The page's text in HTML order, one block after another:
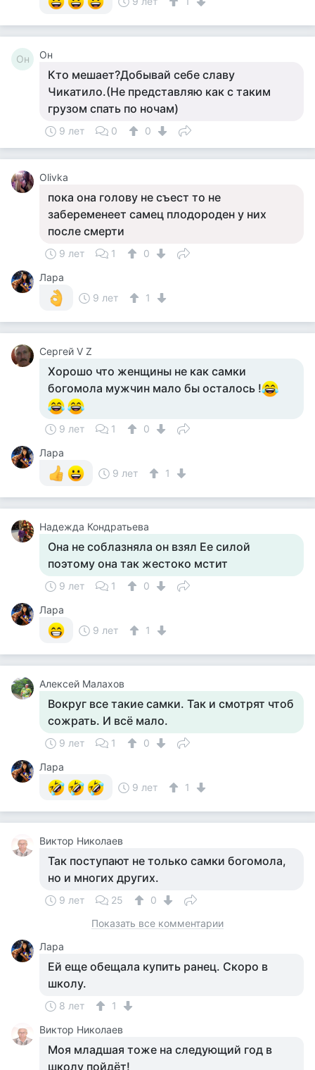
Он Он
Кто мешает?Добывай себе славу
Чикатило.(Не представляю как с таким
грузом спать по ночам)
9 лет 0 0
Olivka
пока она голову не съест то не
забеременеет самец плодороден у них
после смерти
9 лет 1
0
Лара
9 лет
1
Сергей V Z
Хорошо что женщины не как самки
богомола мужчин мало бы осталось !
9 лет 1
0
Лара
9 лет
1
Надежда Кондратьева
Она не соблазняла он взял Ее силой
поэтому она так жестоко мстит
9 лет 1
0
Лара
9 лет
1
Алексей Малахов
Вокруг все такие самки. Так и смотрят чтоб
сожрать. И всё мало.
9 лет 1
0
Лара
9 лет
1
Виктор Николаев
Так поступают не только самки богомола,
но и многих других.
9 лет 25
0
Показать все комментарии
Лара
Ей еще обещала купить ранец. Скоро в
школу.
8 лет
1
Виктор Николаев
Моя младшая тоже на следующий год в
школу пойдёт!